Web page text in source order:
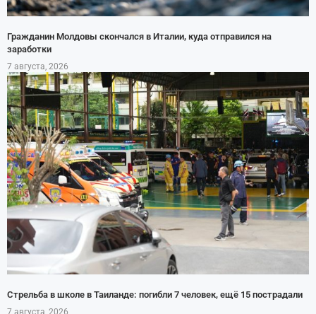
Гражданин Молдовы скончался в Италии, куда отправился на
заработки
7 августа, 2026
Стрельба в школе в Таиланде: погибли 7 человек, ещё 15 пострадали
7 августа, 2026